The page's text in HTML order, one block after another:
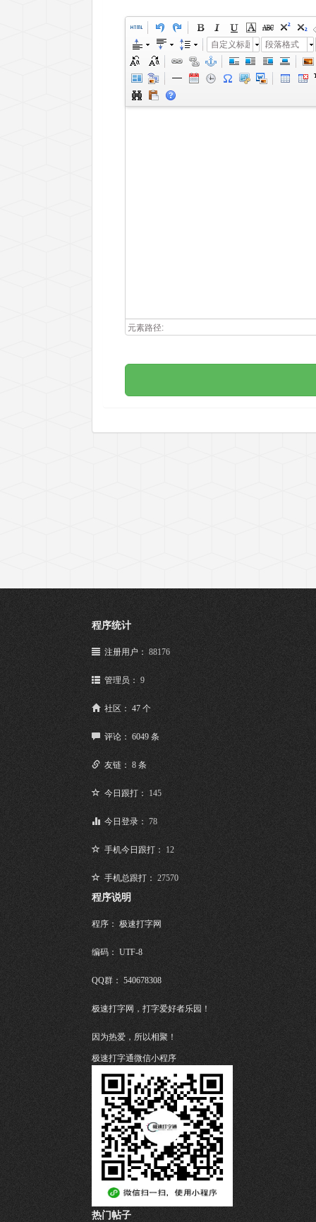
自定义标题 段落格式
元素路径:
程序统计
注册用户： 88176
管理员： 9
社区： 47 个
评论： 6049 条
友链： 8 条
今日跟打： 145
今日登录： 78
手机今日跟打： 12
手机总跟打： 27570
程序说明
程序： 极速打字网
编码： UTF-8
QQ群： 540678308
极速打字网，打字爱好者乐园！
因为热爱，所以相聚！
极速打字通微信小程序
热门帖子